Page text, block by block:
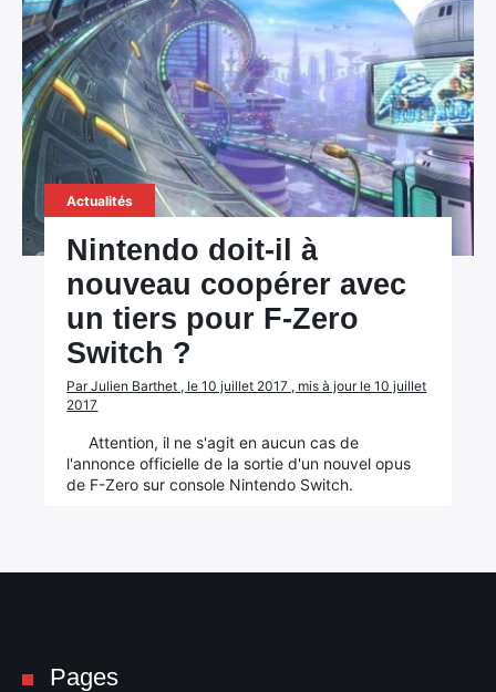
Actualités
Nintendo doit-il à
nouveau coopérer avec
un tiers pour F-Zero
Switch ?
Par Julien Barthet , le 10 juillet 2017 , mis à jour le 10 juillet
2017
Attention, il ne s'agit en aucun cas de
l'annonce officielle de la sortie d'un nouvel opus
de F-Zero sur console Nintendo Switch.
Pages
Rechercher